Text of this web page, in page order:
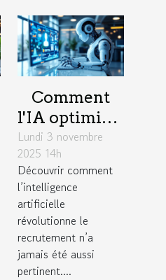
Comment
l'IA optimise-
t-elle les
stratégies de
recrutement
Lundi 3 novembre
2025 14h
Découvrir comment
l’intelligence
artificielle
révolutionne le
recrutement n’a
jamais été aussi
pertinent....